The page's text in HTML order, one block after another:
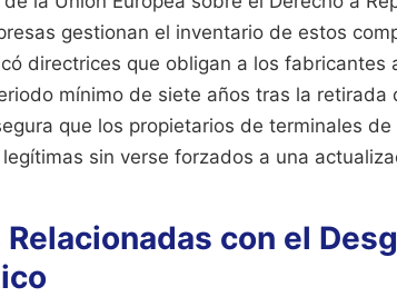
gestionan el inventario de estos
directrices que obligan a los fabricantes
mínimo de siete años tras la retirada
que los propietarios de terminales
sin verse forzados a una
con el